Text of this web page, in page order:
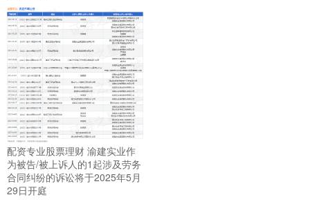
配资专业股票理财 渝建实业作
为被告/被上诉人的1起涉及劳务
合同纠纷的诉讼将于2025年5月
29日开庭